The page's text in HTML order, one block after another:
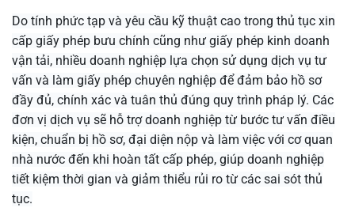
Do tính phức tạp và yêu cầu kỹ thuật cao trong thủ tục xin
cấp giấy phép bưu chính cũng như giấy phép kinh doanh
vận tải, nhiều doanh nghiệp lựa chọn sử dụng dịch vụ tư
vấn và làm giấy phép chuyên nghiệp để đảm bảo hồ sơ
đầy đủ, chính xác và tuân thủ đúng quy trình pháp lý. Các
đơn vị dịch vụ sẽ hỗ trợ doanh nghiệp từ bước tư vấn điều
kiện, chuẩn bị hồ sơ, đại diện nộp và làm việc với cơ quan
nhà nước đến khi hoàn tất cấp phép, giúp doanh nghiệp
tiết kiệm thời gian và giảm thiểu rủi ro từ các sai sót thủ
tục.